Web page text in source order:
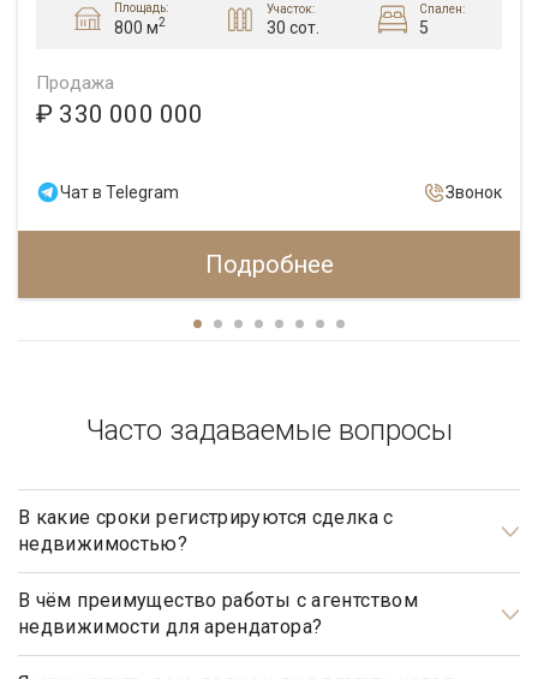
Площадь:
800 м2
Участок:
30 сот.
Спален:
5
Продажа
₽ 330 000 000
Чат в Telegram Звонок
Подробнее
Часто задаваемые вопросы
В какие сроки регистрируются сделка с
недвижимостью?
Общим сроком для регистрации прав на недвижимое
имущество и сделок с ним является один месяц. Некоторые
виды регистрационных действий осуществляются в более
короткие сроки.
В чём преимущество работы с агентством
недвижимости для арендатора?
Арендаторы элитной недвижимости почти всегда очень